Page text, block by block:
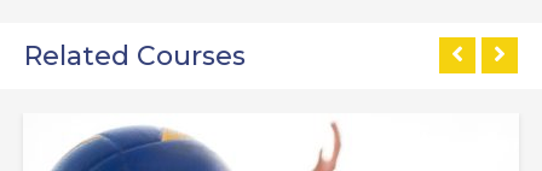
Related Courses